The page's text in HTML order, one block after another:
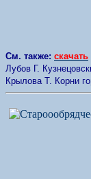
См. также: скачать
Лубов Г.
Крылова Т. Корни